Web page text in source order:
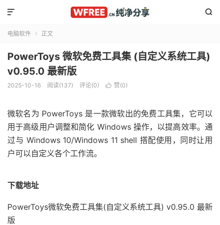


电脑软件  正文
PowerToys 微软免费工具集 (自定义系统工具)
v0.95.0 最新版
2025-10-16 阅读(137) 评论(0)  赞(0)
微软名为 PowerToys 是一款微软出的免费工具集，它可以
用于高级用户调整和简化 Windows 操作，以提高效率。通
过与 Windows 10/Windows 11 shell 搭配使用，同时让用
户可以自定义各个工作流。
下载地址
PowerToys微软免费工具集(自定义系统工具) v0.95.0 最新
版